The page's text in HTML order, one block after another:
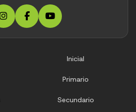
Inicial
Primario
Secundario